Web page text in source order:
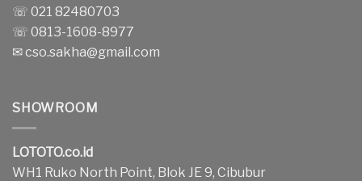
☏ 021 82480703
☏ 0813-1608-8977
✉cso.sakha@gmail.com
SHOWROOM
LOTOTO.co.id
WH1 Ruko North Point, Blok JE 9, Cibubur